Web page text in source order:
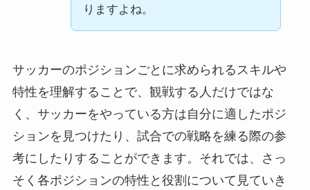
りますよね。
サッカーのポジションごとに求められるスキルや
特性を理解することで、観戦する人だけではな
く、サッカーをやっている方は自分に適したポジ
ションを見つけたり、試合での戦略を練る際の参
考にしたりすることができます。それでは、さっ
そく各ポジションの特性と役割について見ていき